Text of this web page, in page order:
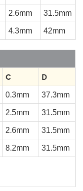
2.6mm 31.5mm
4.3mm 42mm
C D
0.3mm 37.3mm
2.5mm 31.5mm
2.6mm 31.5mm
8.2mm 31.5mm